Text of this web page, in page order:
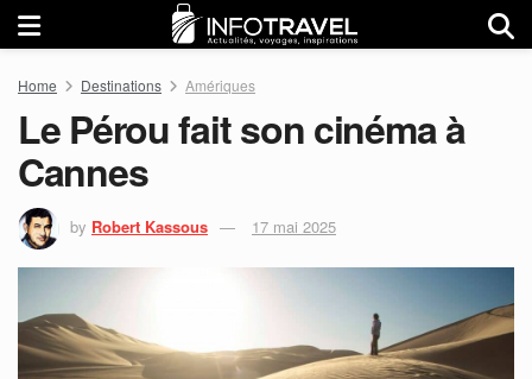
Home Destinations Amériques
Le Pérou fait son cinéma à
Cannes
by Robert Kassous 17 mai 2025